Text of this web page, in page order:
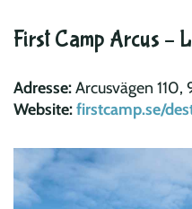
First Camp Arcus –
Adresse:Arcusvägen 110,
Website:firstcamp.se/